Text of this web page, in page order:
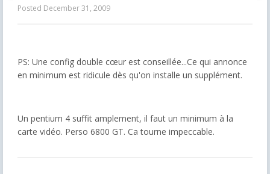
Posted December 31, 2009
PS: Une config double cœur est conseillée...Ce qui annonce
en minimum est ridicule dès qu'on installe un supplément.
Un pentium 4 suffit amplement, il faut un minimum à la
carte vidéo. Perso 6800 GT. Ca tourne impeccable.